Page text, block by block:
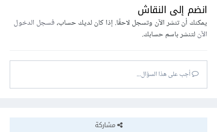
انضم إلى النقاش
يمكنك أن تنشر الآن وتسجل لاحقًا. إذا كان لديك حساب،فسجل الدخول
الآنلتنشر باسم حسابك.
أجب على هذا السؤال...
مشاركة